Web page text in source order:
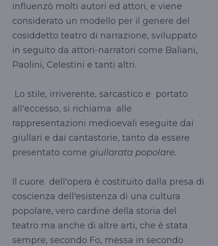
influenzò molti autori ed attori, e viene
considerato un modello per il genere del
cosiddetto teatro di narrazione, sviluppato
in seguito da attori-narratori come Baliani,
Paolini, Celestini e tanti altri.
Lo stile, irriverente, sarcastico e portato
all'eccesso, si richiama alle
rappresentazioni medioevali eseguite dai
giullari e dai cantastorie, tanto da essere
presentato come giullarata popolare.
Il cuore dell'opera è costituito dalla presa di
coscienza dell'esistenza di una cultura
popolare, vero cardine della storia del
teatro ma anche di altre arti, che è stata
sempre, secondo Fo, messa in secondo